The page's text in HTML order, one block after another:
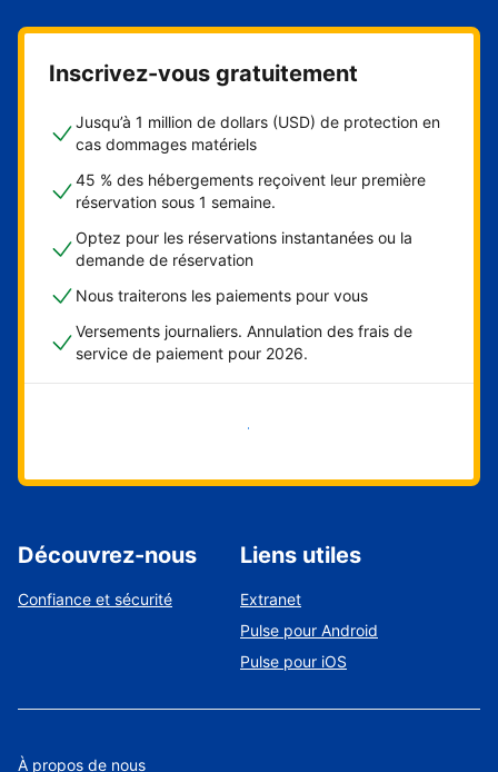
Inscrivez-vous gratuitement
Jusqu’à 1 million de dollars (USD) de protection en
cas dommages matériels
45 % des hébergements reçoivent leur première
réservation sous 1 semaine.
Optez pour les réservations instantanées ou la
demande de réservation
Nous traiterons les paiements pour vous
Versements journaliers. Annulation des frais de
service de paiement pour 2026.
Démarrer maintenant
Découvrez-nous
Confiance et sécurité
Liens utiles
Extranet
Pulse pour Android
Pulse pour iOS
À propos de nous